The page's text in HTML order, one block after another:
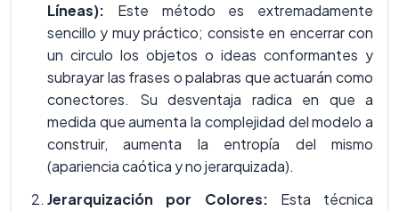
Líneas): Este método es extremadamente
sencillo y muy práctico; consiste en encerrar con
un circulo los objetos o ideas conformantes y
subrayar las frases o palabras que actuarán como
conectores. Su desventaja radica en que a
medida que aumenta la complejidad del modelo a
construir, aumenta la entropía del mismo
(apariencia caótica y no jerarquizada).
Jerarquización por Colores: Esta técnica